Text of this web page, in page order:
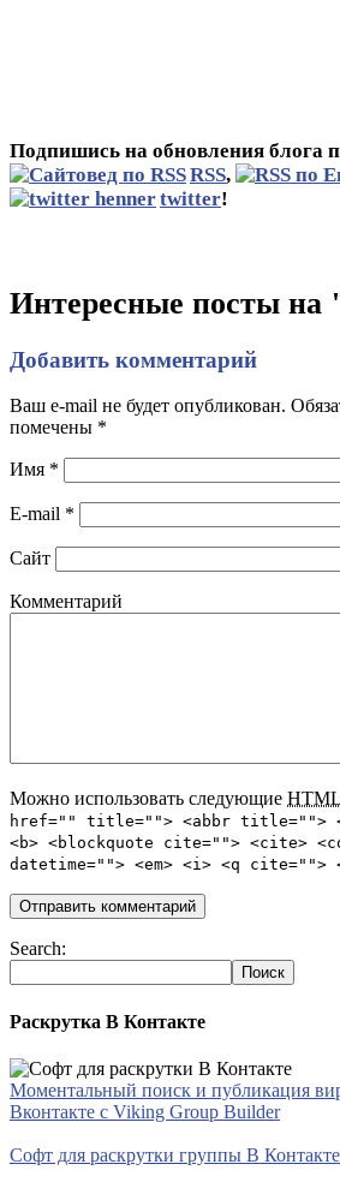
Подпишись на обновления блога
RSS,
twitter!
Интересные посты на
Добавить комментарий
Ваш e-mail не будет опубликован.
помечены *
Имя *
E-mail *
Сайт
Комментарий
Можно использовать следующие HTML
href="" title=""> <abbr title="">
<b> <blockquote cite=""> <cite>
datetime=""> <em> <i> <q cite="">
Search:
Раскрутка В Контакте
Моментальный поиск и публикация
Вконтакте с Viking Group Builder
Софт для раскрутки группы В